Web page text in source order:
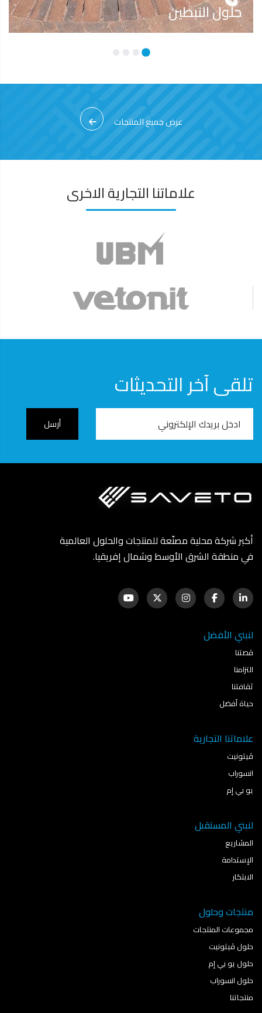
حلول التبطين
عرض جميع المنتجات
علاماتنا التجارية الاخرى
تلقى آخر التحديثات
Address
أكبر شركة محلية مصنّعة للمنتجات والحلول العالمية
في منطقة الشرق الأوسط وشمال إفريقيا.
لنبني الأفضل
قصتنا
التزامنا
ثقافتنا
حياة أفضل
علاماتنا التجارية
ڤيتونيت
انسوراب
يو بي إم
لنبني المستقبل
المشاريع
الإستدامة
الابتكار
منتجات وحلول
مجموعات المنتجات
حلول ڤيتونيت
حلول يو بي إم
حلول انسوراب
منتجاتنا